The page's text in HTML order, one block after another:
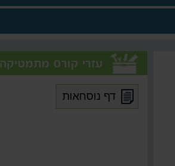
עזרי קורס מתמטיקה 4 כיתה י'
דף נוסחאות